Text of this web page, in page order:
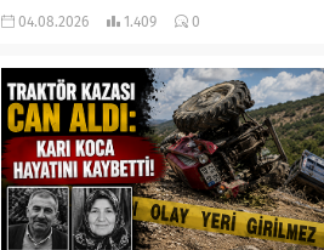
kayıplarının yaşandığı salgında vaka sayısının
04.08.2026 1.409 0